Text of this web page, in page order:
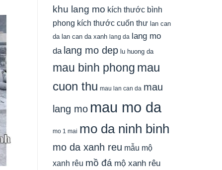
khu lang mo kích thước bình
phong kích thước cuốn thư lan can
da lan can da xanh lang da lang mo
da lang mo dep lu huong da
mau binh phong mau
cuon thu mau lan can da mau
lang mo mau mo da
mo 1 mai mo da ninh binh
mo da xanh reu mẫu mộ
xanh rêu mồ đá mộ xanh rêu